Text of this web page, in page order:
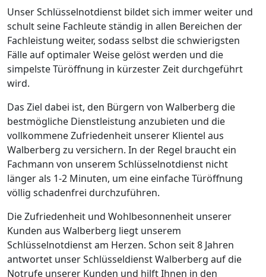
Unser Schlüsselnotdienst bildet sich immer weiter und
schult seine Fachleute ständig in allen Bereichen der
Fachleistung weiter, sodass selbst die schwierigsten
Fälle auf optimaler Weise gelöst werden und die
simpelste Türöffnung in kürzester Zeit durchgeführt
wird.
Das Ziel dabei ist, den Bürgern von Walberberg die
bestmögliche Dienstleistung anzubieten und die
vollkommene Zufriedenheit unserer Klientel aus
Walberberg zu versichern. In der Regel braucht ein
Fachmann von unserem Schlüsselnotdienst nicht
länger als 1-2 Minuten, um eine einfache Türöffnung
völlig schadenfrei durchzuführen.
Die Zufriedenheit und Wohlbesonnenheit unserer
Kunden aus Walberberg liegt unserem
Schlüsselnotdienst am Herzen. Schon seit 8 Jahren
antwortet unser Schlüsseldienst Walberberg auf die
Notrufe unserer Kunden und hilft Ihnen in den